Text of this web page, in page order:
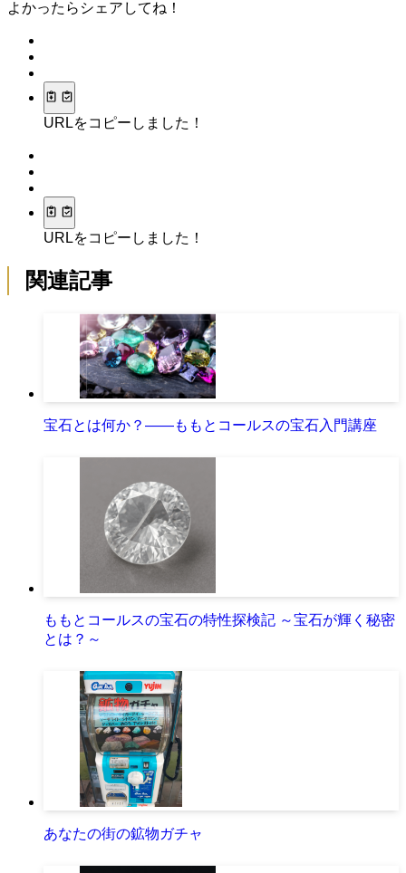
よかったらシェアしてね！
URLをコピーしました！
URLをコピーしました！
関連記事
宝石とは何か？――ももとコールスの宝石入門講座
ももとコールスの宝石の特性探検記 ～宝石が輝く秘密
とは？～
あなたの街の鉱物ガチャ